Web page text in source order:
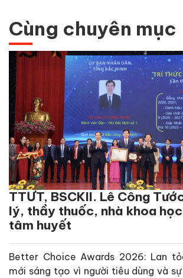
Cùng chuyên mục
TTƯT, BSCKII. Lê Công
lý, thầy thuốc, nhà khoa
tâm huyết
Better Choice Awards 2026: Lan
mới sáng tạo vì người tiêu dùng và